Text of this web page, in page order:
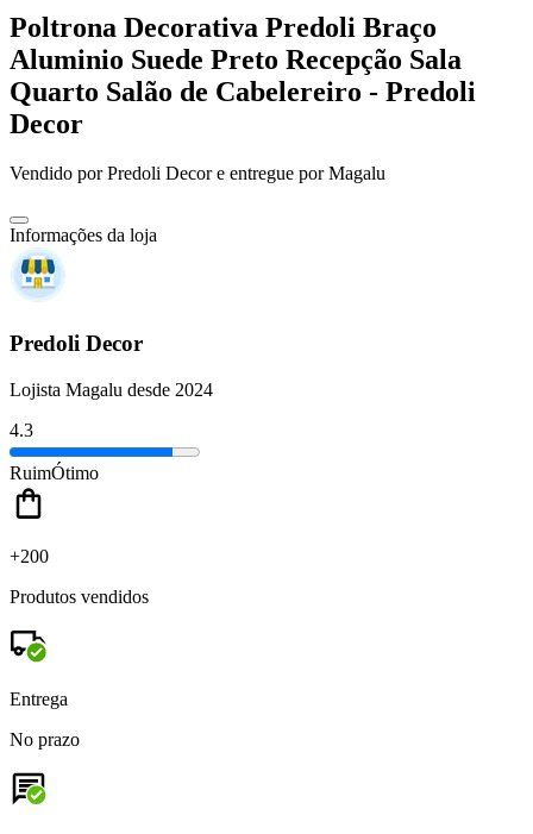
Poltrona Decorativa Predoli Braço
Aluminio Suede Preto Recepção Sala
Quarto Salão de Cabelereiro - Predoli
Decor
Vendido porPredoli Decore entregue por Magalu
Informações da loja
Predoli Decor
Lojista Magalu desde 2024
4.3
RuimÓtimo
+200
Produtos vendidos
Entrega
No prazo